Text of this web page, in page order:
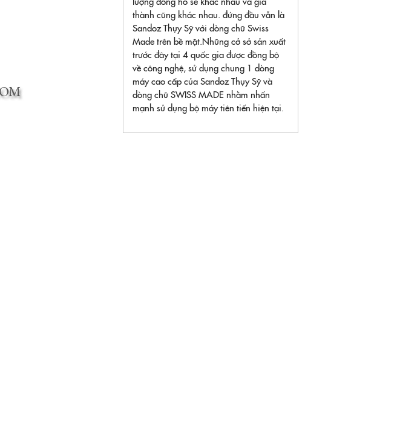
thành cũng khác nhau. đứng đầu vẫn là
Sandoz Thụy Sỹ với dòng chữ Swiss
Made trên bề mặt.Những cở sở sản xuất
trước đây tại 4 quốc gia được đồng bộ
về công nghệ, sử dụng chung 1 dòng
máy cao cấp của Sandoz Thụy Sỹ và
dòng chữ SWISS MADE nhằm nhấn
mạnh sử dụng bộ máy tiên tiến hiện tại.